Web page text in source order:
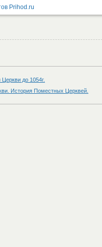
до 1054г.
История Поместных Церквей.